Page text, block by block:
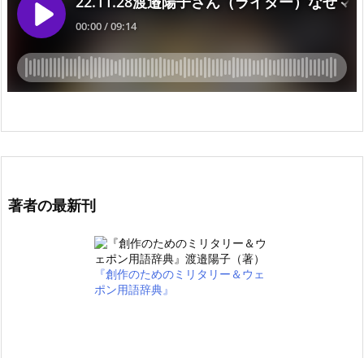
著者の最新刊
『創作のためのミリタリー＆ウェ
ポン用語辞典』